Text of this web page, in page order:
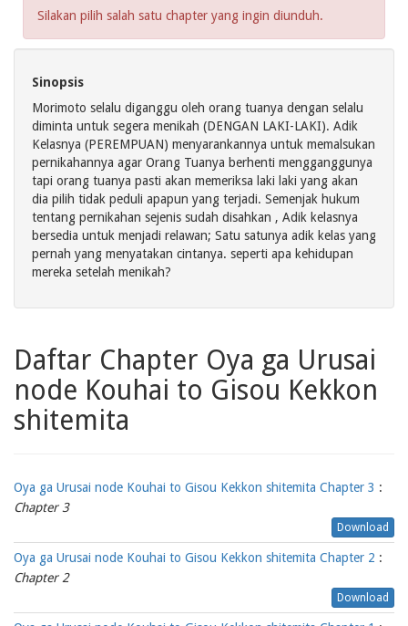
Silakan pilih salah satu chapter yang ingin diunduh.
Sinopsis
Morimoto selalu diganggu oleh orang tuanya dengan selalu
diminta untuk segera menikah (DENGAN LAKI-LAKI). Adik
Kelasnya (PEREMPUAN) menyarankannya untuk memalsukan
pernikahannya agar Orang Tuanya berhenti mengganggunya
tapi orang tuanya pasti akan memeriksa laki laki yang akan
dia pilih tidak peduli apapun yang terjadi. Semenjak hukum
tentang pernikahan sejenis sudah disahkan , Adik kelasnya
bersedia untuk menjadi relawan; Satu satunya adik kelas yang
pernah yang menyatakan cintanya. seperti apa kehidupan
mereka setelah menikah?
Daftar Chapter Oya ga Urusai
node Kouhai to Gisou Kekkon
shitemita
Oya ga Urusai node Kouhai to Gisou Kekkon shitemita Chapter 3 :
Chapter 3
Download
Oya ga Urusai node Kouhai to Gisou Kekkon shitemita Chapter 2 :
Chapter 2
Download